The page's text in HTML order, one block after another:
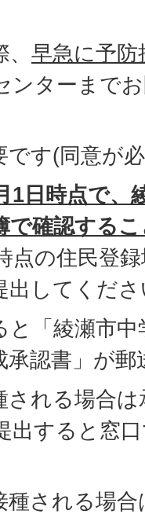
早急に予
ンターまで
です(同意が
1日時点で、
で確認する
点の住民登
出してくだ
と「綾瀬市
承認書」が
される場合
出すると窓
種される場合